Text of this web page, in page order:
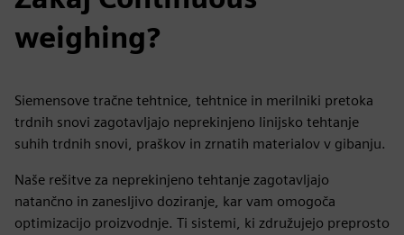
weighing?
Siemensove tračne tehtnice, tehtnice in merilniki pretoka
trdnih snovi zagotavljajo neprekinjeno linijsko tehtanje
suhih trdnih snovi, praškov in zrnatih materialov v gibanju.
Naše rešitve za neprekinjeno tehtanje zagotavljajo
natančno in zanesljivo doziranje, kar vam omogoča
optimizacijo proizvodnje. Ti sistemi, ki združujejo preprosto